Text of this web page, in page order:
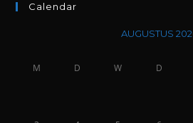
Calendar
AUGUSTUS
M D W D